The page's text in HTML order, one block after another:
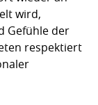
wird,
Gefühle der
respektiert